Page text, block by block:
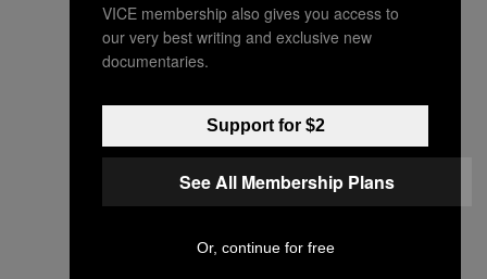
VICE membership also gives you access to
our very best writing and exclusive new
documentaries.
Support for $2
See All Membership Plans
Or, continue for free